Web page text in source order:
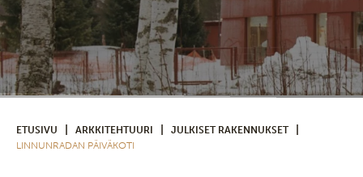
ETUSIVU ARKKITEHTUURI JULKISET RAKENNUKSET
LINNUNRADAN PÄIVÄKOTI